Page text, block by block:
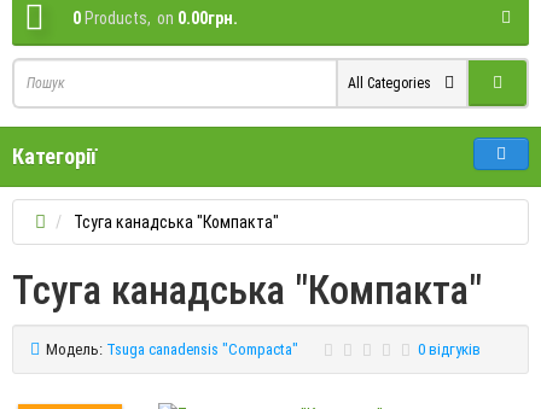
0 Products, on 0.00грн.
All Categories
Категорії
Тсуга канадська "Компакта"
Тсуга канадська "Компакта"
Модель: Tsuga canadensis "Compacta" 0 відгуків